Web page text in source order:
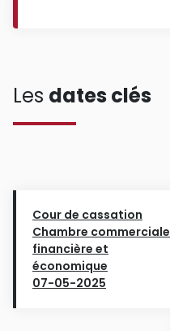
Les dates clés
Cour de cassation
Chambre commerciale
financière et
économique
07-05-2025